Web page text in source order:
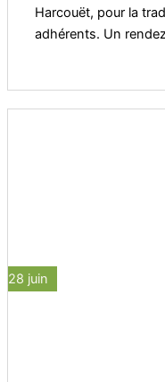
Harcouët, pour la
adhérents. Un
28 juin